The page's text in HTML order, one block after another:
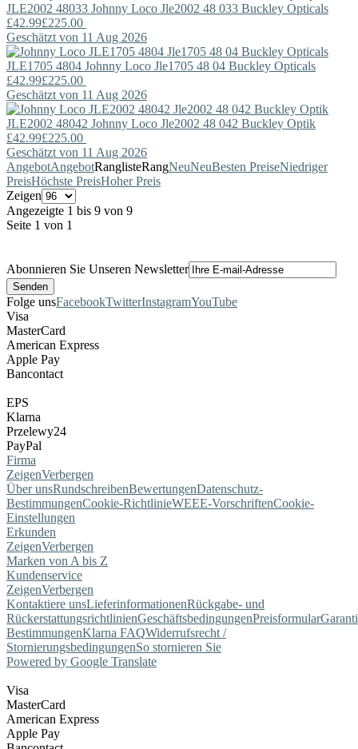
JLE2002 48033 Johnny Loco Jle2002 48 033 Buckley Opticals
£42.99£225.00
Geschätzt von 11 Aug 2026
JLE1705 4804 Johnny Loco Jle1705 48 04 Buckley Opticals
£42.99£225.00
Geschätzt von 11 Aug 2026
JLE2002 48042 Johnny Loco Jle2002 48 042 Buckley Optik
£42.99£225.00
Geschätzt von 11 Aug 2026
AngebotAngebotRanglisteRangNeuNeuBesten PreiseNiedriger
PreisHöchste PreisHoher Preis
Zeigen
Angezeigte 1 bis 9 von 9
Seite 1 von 1
Abonnieren Sie Unseren Newsletter
Folge unsFacebookTwitterInstagramYouTube
Visa
MasterCard
American Express
Apple Pay
Bancontact
EPS
Klarna
Przelewy24
PayPal
Firma
ZeigenVerbergen
Über unsRundschreibenBewertungenDatenschutz-
BestimmungenCookie-RichtlinieWEEE-VorschriftenCookie-
Einstellungen
Erkunden
ZeigenVerbergen
Marken von A bis Z
Kundenservice
ZeigenVerbergen
Kontaktiere unsLieferinformationenRückgabe- und
RückerstattungsrichtlinienGeschäftsbedingungenPreisformular
BestimmungenKlarna FAQWiderrufsrecht /
StornierungsbedingungenSo stornieren Sie
Powered by Google Translate
Visa
MasterCard
American Express
Apple Pay